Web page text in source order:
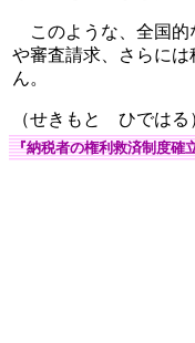
このような、全国的
や審査請求、さらに
ん。
（せきもと ひではる
『納税者の権利救済制度確